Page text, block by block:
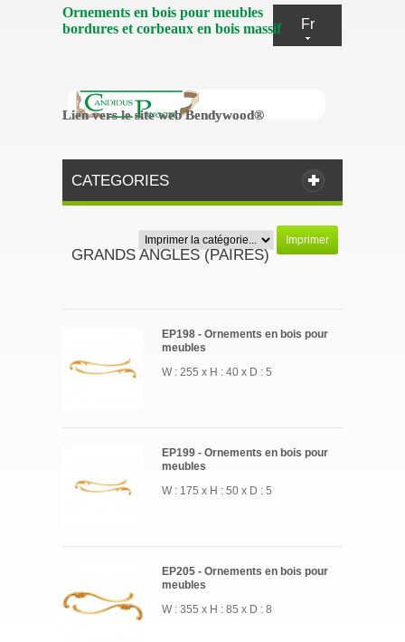
Fr
Ornements en bois pour meubles
bordures et corbeaux en bois massif
Lien vers le site web Bendywood®
Lien vers le site web Bendywood®
CATEGORIES
Imprimer
GRANDS ANGLES (PAIRES)
EP198 - Ornements en bois pour
meubles
W : 255 x H : 40 x D : 5
EP199 - Ornements en bois pour
meubles
W : 175 x H : 50 x D : 5
EP205 - Ornements en bois pour
meubles
W : 355 x H : 85 x D : 8